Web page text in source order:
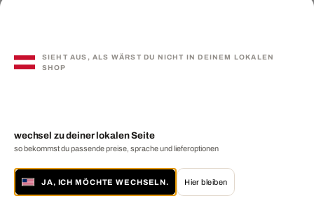
SIEHT AUS, ALS WÄRST DU NICHT IN DEINEM LOKALEN
SHOP
wechsel zu deiner lokalen Seite
so bekommst du passende preise, sprache und lieferoptionen
JA, ICH MÖCHTE WECHSELN. Hier bleiben